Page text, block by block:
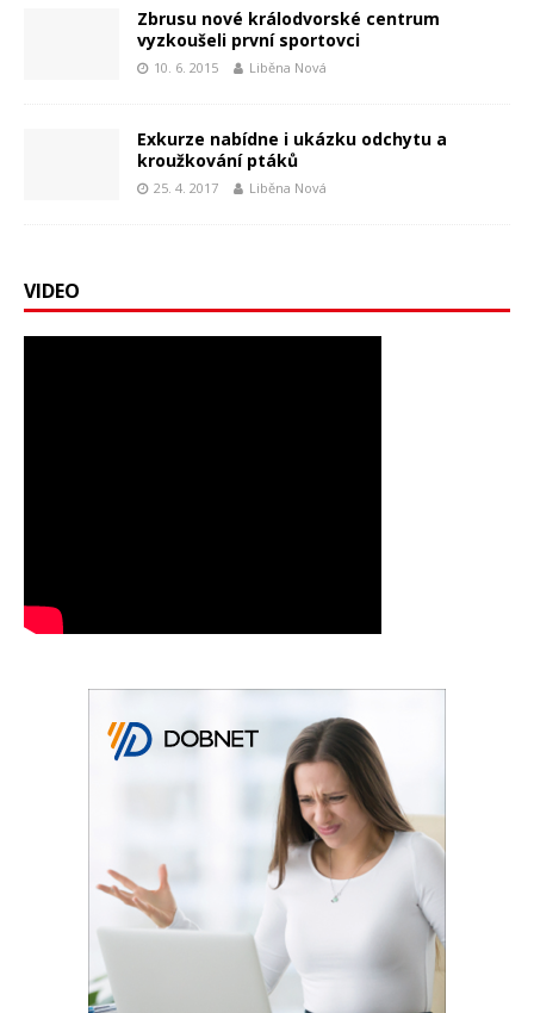
Zbrusu nové králodvorské centrum
vyzkoušeli první sportovci
10. 6. 2015 Liběna Nová
Exkurze nabídne i ukázku odchytu a
kroužkování ptáků
25. 4. 2017 Liběna Nová
VIDEO